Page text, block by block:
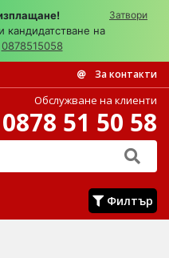
кандидатстване на
0878515058
Затвори
За контакти
Обслужване на клиенти
0878 51 50 58
Филтър